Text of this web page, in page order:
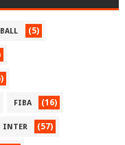
(5)
FIBA (16)
INTER (57)